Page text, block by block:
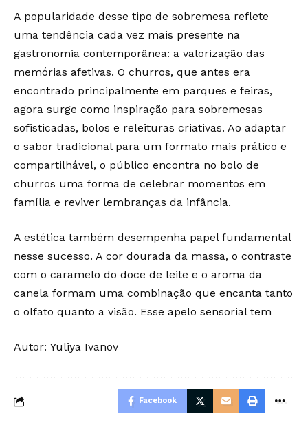
A popularidade desse tipo de sobremesa reflete
uma tendência cada vez mais presente na
gastronomia contemporânea: a valorização das
memórias afetivas. O churros, que antes era
encontrado principalmente em parques e feiras,
agora surge como inspiração para sobremesas
sofisticadas, bolos e releituras criativas. Ao adaptar
o sabor tradicional para um formato mais prático e
compartilhável, o público encontra no bolo de
churros uma forma de celebrar momentos em
família e reviver lembranças da infância.
A estética também desempenha papel fundamental
nesse sucesso. A cor dourada da massa, o contraste
com o caramelo do doce de leite e o aroma da
canela formam uma combinação que encanta tanto
o olfato quanto a visão. Esse apelo sensorial tem
Autor: Yuliya Ivanov
Facebook